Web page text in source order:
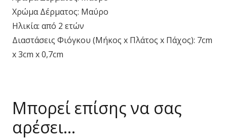
Χρώμα Δέρματος: Μαύρο
Ηλικία: από 2 ετών
Διαστάσεις Φιόγκου (Μήκος x Πλάτος x Πάχος): 7cm
x 3cm x 0,7cm
Μπορεί επίσης να σας
αρέσει…